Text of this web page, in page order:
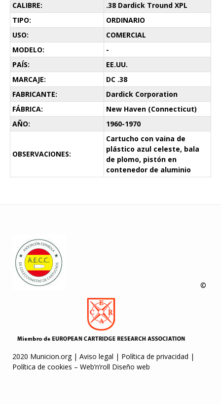
CALIBRE:
.38 Dardick Tround XPL
TIPO:
ORDINARIO
USO:
COMERCIAL
MODELO:
-
PAÍS:
EE.UU.
MARCAJE:
DC .38
FABRICANTE:
Dardick Corporation
FÁBRICA:
New Haven (Connecticut)
AÑO:
1960-1970
OBSERVACIONES:
Cartucho con vaina de
plástico azul celeste, bala
de plomo, pistón en
contenedor de aluminio
©
2020 Municion.org | Aviso legal | Política de privacidad |
Política de cookies – Web’n’roll Diseño web